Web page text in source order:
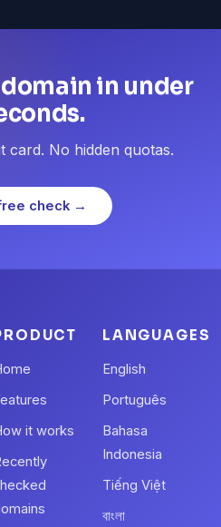
in under
card. No hidden quotas.
check →
it works
LANGUAGES
English
Português
Bahasa
Indonesia
Tiếng Việt
বাংলা